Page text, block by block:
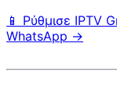
📱 Ρύθμισε IPTV
WhatsApp →